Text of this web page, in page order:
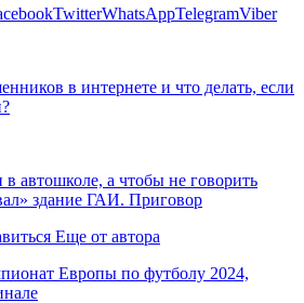
TwitterWhatsAppTelegramViber
в интернете и что делать, если
в автошколе, а чтобы не говорить
здание ГАИ. Приговор
Еще от автора
Европы по футболу 2024,